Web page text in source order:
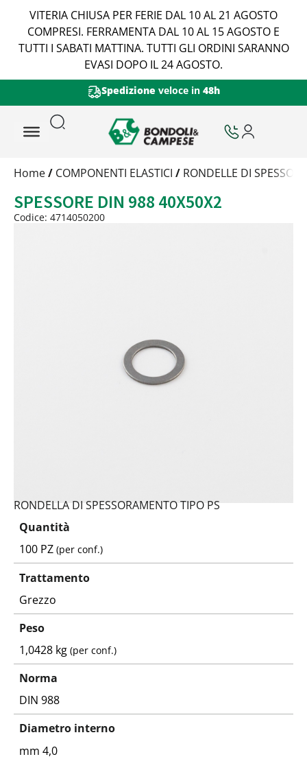
VITERIA CHIUSA PER FERIE DAL 10 AL 21 AGOSTO
COMPRESI. FERRAMENTA DAL 10 AL 15 AGOSTO E
TUTTI I SABATI MATTINA. TUTTI GLI ORDINI SARANNO
EVASI DOPO IL 24 AGOSTO.
Spedizione veloce in 48h
Trattamento
Peso
Quantità
Home/ COMPONENTI ELASTICI / RONDELLE DI
SPESSORE DIN 988 40X50X2
Codice: 4714050200
RONDELLA DI SPESSORAMENTO TIPO PS
Quantità
100 PZ(per conf.)
Trattamento
Grezzo
Peso
1,0428 kg(per conf.)
Norma
DIN 988
Diametro interno
mm 4,0